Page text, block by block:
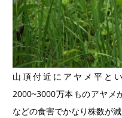
山頂付近にアヤメ平と
2000~3000万本ものアヤメ
などの食害でかなり株数が